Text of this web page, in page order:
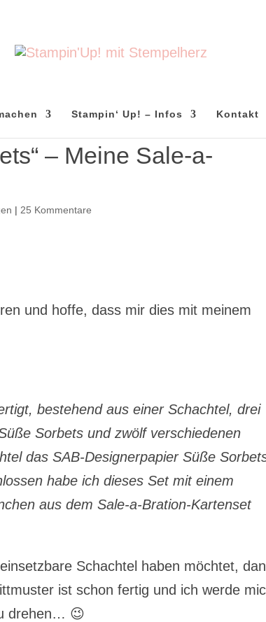
Stampin‘ Up! – Infos Kontakt
– Meine Sale-a-
| 25 Kommentare
und hoffe, dass mir dies mit meinem
bestehend aus einer Schachtel, drei
Sorbets und zwölf verschiedenen
das SAB-Designerpapier Süße
habe ich dieses Set mit einem
aus dem Sale-a-Bration-Kartenset
Schachtel haben möchtet,
ist schon fertig und ich werde
drehen… 😉